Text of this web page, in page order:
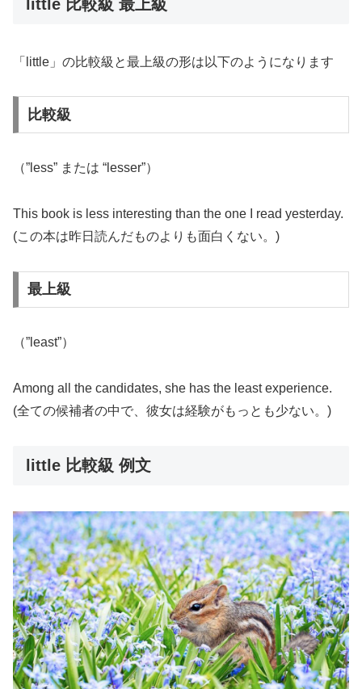
little 比較級 最上級
「little」の比較級と最上級の形は以下のようになります
比較級
（”less” または “lesser”）
This book is less interesting than the one I read yesterday.
(この本は昨日読んだものよりも面白くない。)
最上級
（”least”）
Among all the candidates, she has the least experience.
(全ての候補者の中で、彼女は経験がもっとも少ない。)
little 比較級 例文